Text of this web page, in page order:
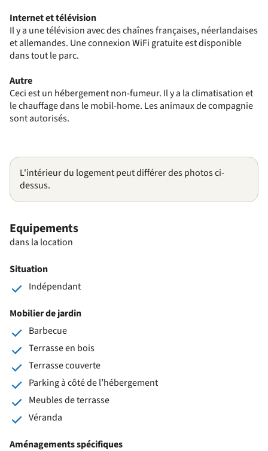
Internet et télévision
Il y a une télévision avec des chaînes françaises, néerlandaises
et allemandes. Une connexion WiFi gratuite est disponible
dans tout le parc.
Autre
Ceci est un hébergement non-fumeur. Il y a la climatisation et
le chauffage dans le mobil-home. Les animaux de compagnie
sont autorisés.
L'intérieur du logement peut différer des photos ci-
dessus.
Equipements
dans la location
Situation
Indépendant
Mobilier de jardin
Barbecue
Terrasse en bois
Terrasse couverte
Parking à côté de l’hébergement
Meubles de terrasse
Véranda
Aménagements spécifiques